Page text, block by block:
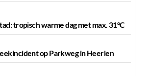
tropisch warme dag met max. 31°C
op Parkweg in Heerlen